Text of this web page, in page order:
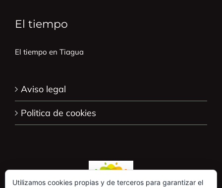
El tiempo
El tiempo en Tiagua
Aviso legal
Politica de cookies
Utilizamos cookies propias y de terceros para garantizar el